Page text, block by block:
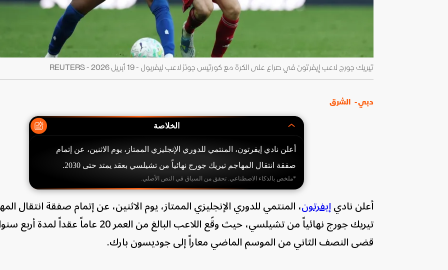
تيريك جورج لاعب إيفرتون في صراع على الكرة مع كورتيس جونز لاعب ليفربول - 19 أبريل 2026 - REUTERS
دبي - الشرق
الخلاصة
أعلن نادي إيفرتون، المنتمي للدوري الإنجليزي الممتاز، يوم الاثنين، عن إتمام
صفقة انتقال المهاجم تيريك جورج نهائياً من تشيلسي بعقد يمتد حتى 2030.
*ملخص بالذكاء الاصطناعي. تحقق من السياق في النص الأصلي.
أعلن ناديإيفرتون، المنتمي للدوري الإنجليزي الممتاز، يوم الاثنين، عن إتمام صفقة انتقال
تيريك جورج نهائياً من تشيلسي، حيث وقّع اللاعب البالغ من العمر 20
قضى النصف الثاني من الموسم الماضي معاراً إلى جوديسون بارك.